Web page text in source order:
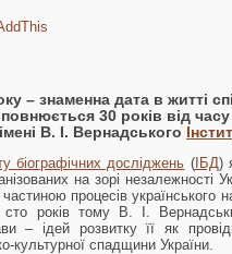
– знаменна дата в житті
30 років від
В. І. Вернадського
біографічних досліджень (ІБД)
на зорі незалежності
процесів українського
років тому В. І.
– ідей розвитку її як
культурної спадщини України.